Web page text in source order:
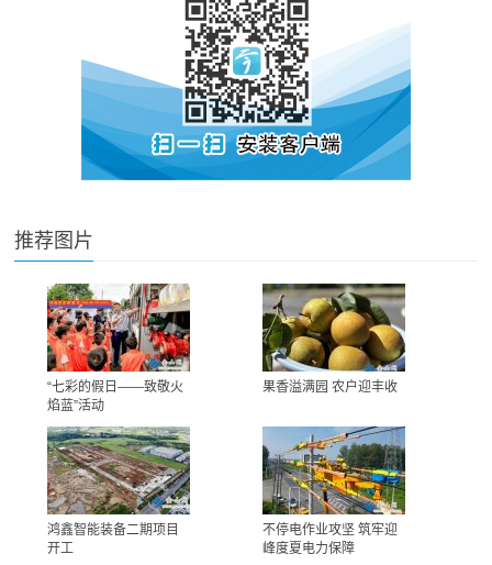
推荐图片
“七彩的假日——致敬火
焰蓝”活动
果香溢满园 农户迎丰收
鸿鑫智能装备二期项目
开工
不停电作业攻坚 筑牢迎
峰度夏电力保障